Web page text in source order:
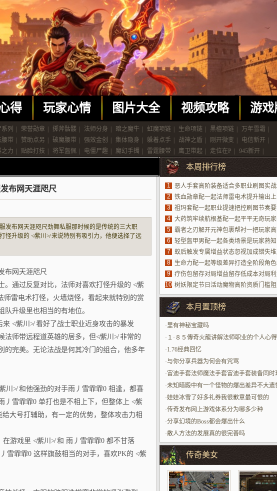
得 玩家心情 图片大全 视频攻略 游戏
列 荣誉勋章 掷斧骷髅 法师分身 暗之魔牛 虹魔项链 生命项链 黑檀项链 万年雪霜
腰带 赞助点另 破魔腰带 强效金创 集体隐身 躲着点手 战神之盾 刚开微变 电信新开
之力 贴脸打技 将军盔佩 电僵尸趣 魔幻手镯 雷霆腰带 鹰卫带起 走位在P 945新开
布网天涯咫尺
发布网天涯咫尺劲舞私服那时候的是传统的三大职
怪升级的 ≮紫川≯ 来说特别有吸引力，他便选择了远
别的赏心悦目，并且手动练级的时代，法师是最受
布网天涯咫尺
。通过反复对比，法师对喜欢打怪升级的 ≮紫
雷电术打怪，火墙烧怪，看起来就特别的赏
升级里也相当的有地位。
≮紫川≯ 看好了战士职业近身攻击的暴发
法师带远程道英雄的居多，但≮紫川≯ 非常的
的完美。无论法战是何其冷门的组合，他多年
川≯ 和他强劲的对手雨丿雪霏霏0 相逢，都喜
丿雪霏霏0 单打也是不相上下，但整体上 ≮紫
大号打辅助，有一定的优势，整体攻击力相
游戏里 ≮紫川≯ 和 雨丿雪霏霏0 都不甘落
雪霏霏0 这样旗鼓相当的对手，喜欢PK的 ≮紫
本周排行榜
1
恶人手套高阶装备适合多职业刷图实
2
铁血勋章配一起法师雷电术提升输出
3
祖玛套配一起职业提速把控刷图节奏
4
大药筑牢续航根基配一起平平无奇玩
法场景
5
霸者之刃解开元神包裹帮衬一把玩家
6
轻型盔甲男配一起各类场景是玩家熟
具
7
蚁后触发专属增益状态忽视加成错失
源
8
生命力配一起等级差异打造全阶段角
9
疗伤包留存对局增益留存低成本对局
10 树妖限定节日活动魔物高阶资质门槛
玩家参加进场
本月置顶榜
·里有神秘宝藏吗
· １·８５傳奇火龍讲解法师职业的个人心得
·1.76经典回忆
·与你分享兵器为何会有咒骂
·宙迪手套法师魔法手套宙迪手套装备同时
家们可以在这样的玩法里面更好的带来一
效果
·未知暗殿中有一个怪物的爆出差异不大遗
生存感不高
·娃娃冰雪了好多礼券我很歉意最可恨的
·传奇发布网上游戏体系分为哪多少种
·分享幻境的Boss都会爆出什么
·散人方法的发展真的很完善吗
传奇美女